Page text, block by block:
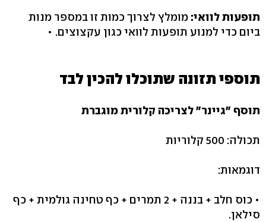
תופעות לוואי: מומלץ לצרוך כמות זו במספר מנות
ביום כדי למנוע תופעות לוואי כגון עקצוצים. •
תוספי תזונה שתוכלו להכין לבד
תוסף "גיינר" לצריכה קלורית מוגברת
תכולה: 500 קלוריות
דוגמאות:
• כוס חלב + בננה + 2 תמרים + כף טחינה גולמית + כף
סילאן.